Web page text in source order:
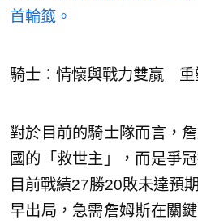
首輪籤。
騎士：情懷與戰力雙贏 重
對於目前的騎士隊而言，
國的「救世主」，而是爭
目前戰績27勝20敗未達預
早出局，急需詹姆斯在關